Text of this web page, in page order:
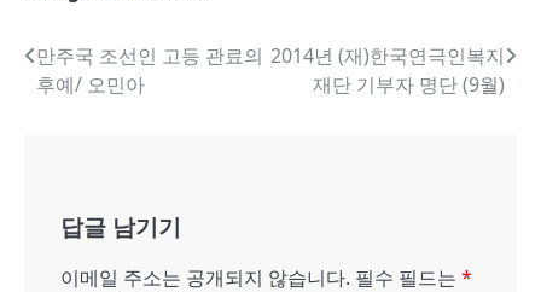
글
내
만주국 조선인 고등 관료의
후예/ 오민아
2014년 (재)한국연극인복지
재단 기부자 명단 (9월)
답글 남기기
이메일 주소는 공개되지 않습니다. 필수 필드는 *